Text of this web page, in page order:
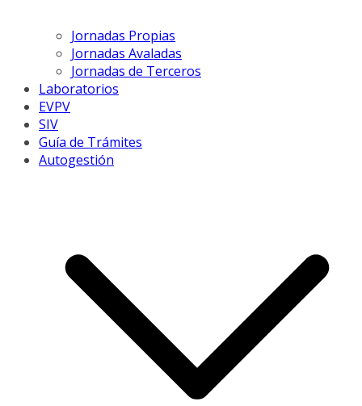
Jornadas Propias
Jornadas Avaladas
Jornadas de Terceros
Laboratorios
EVPV
SIV
Guía de Trámites
Autogestión